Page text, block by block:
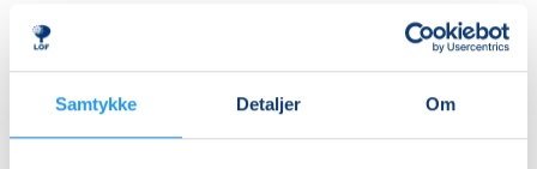
Samtykke Detaljer Om
ALDERSINDDELINGEN ER VEJLEDENDE
Børn er forskellige og udvikler sig i forskellige tempi,
Ledig-KBH
Ledig-FRB
DKK 923,00